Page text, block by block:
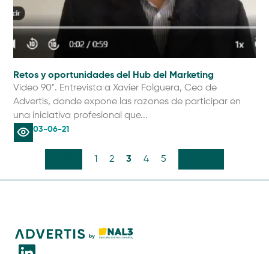
Retos y oportunidades del Hub del Marketing
Video 90". Entrevista a Xavier Folguera, Ceo de
Advertis, donde expone las razones de participar en
una iniciativa profesional que...
03-06-21
1 2 3 4 5